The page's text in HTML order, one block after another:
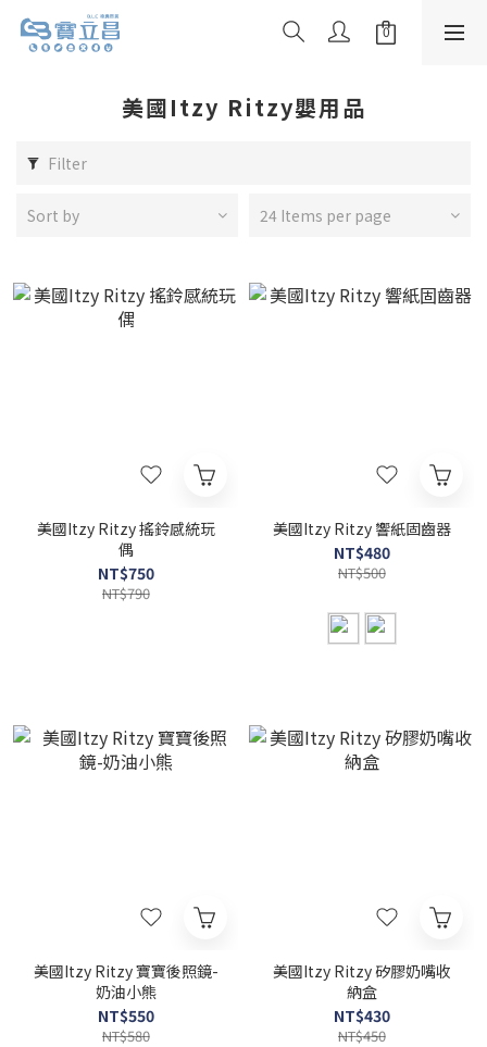
美國Itzy Ritzy嬰用品
Filter
Sort by 24 Items per page
美國Itzy Ritzy 搖鈴感統玩
偶
NT$750
NT$790
美國Itzy Ritzy 響紙固齒器
NT$480
NT$500
美國Itzy Ritzy 寶寶後照鏡-
奶油小熊
NT$550
NT$580
美國Itzy Ritzy 矽膠奶嘴收
納盒
NT$430
NT$450